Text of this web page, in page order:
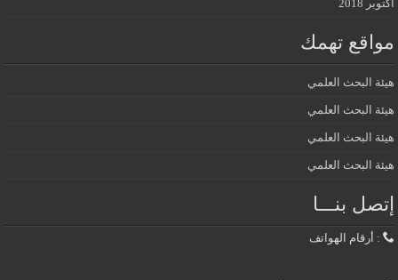
أكتوبر 2018
مواقع تهمك
هيئة البحث العلمي
هيئة البحث العلمي
هيئة البحث العلمي
هيئة البحث العلمي
إتصل بنـــا
: أرقام الهواتف